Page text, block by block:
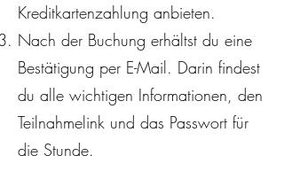
Kreditkartenzahlung anbieten.
Nach der Buchung erhältst du eine
Bestätigung per E-Mail. Darin findest
du alle wichtigen Informationen, den
Teilnahmelink und das Passwort für
die Stunde.